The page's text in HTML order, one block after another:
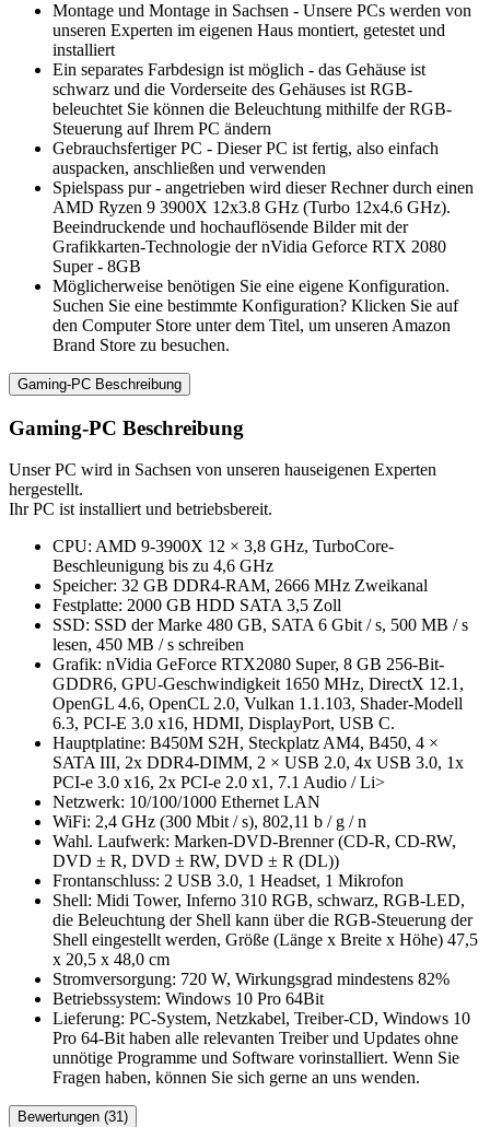
Montage und Montage in Sachsen - Unsere PCs werden von
unseren Experten im eigenen Haus montiert, getestet und
installiert
Ein separates Farbdesign ist möglich - das Gehäuse ist
schwarz und die Vorderseite des Gehäuses ist RGB-
beleuchtet Sie können die Beleuchtung mithilfe der RGB-
Steuerung auf Ihrem PC ändern
Gebrauchsfertiger PC - Dieser PC ist fertig, also einfach
auspacken, anschließen und verwenden
Spielspass pur - angetrieben wird dieser Rechner durch einen
AMD Ryzen 9 3900X 12x3.8 GHz (Turbo 12x4.6 GHz).
Beeindruckende und hochauflösende Bilder mit der
Grafikkarten-Technologie der nVidia Geforce RTX 2080
Super - 8GB
Möglicherweise benötigen Sie eine eigene Konfiguration.
Suchen Sie eine bestimmte Konfiguration? Klicken Sie auf
den Computer Store unter dem Titel, um unseren Amazon
Brand Store zu besuchen.
Gaming-PC Beschreibung
Gaming-PC Beschreibung
Unser PC wird in Sachsen von unseren hauseigenen Experten
hergestellt.
Ihr PC ist installiert und betriebsbereit.
CPU: AMD 9-3900X 12 × 3,8 GHz, TurboCore-
Beschleunigung bis zu 4,6 GHz
Speicher: 32 GB DDR4-RAM, 2666 MHz Zweikanal
Festplatte: 2000 GB HDD SATA 3,5 Zoll
SSD: SSD der Marke 480 GB, SATA 6 Gbit / s, 500 MB / s
lesen, 450 MB / s schreiben
Grafik: nVidia GeForce RTX2080 Super, 8 GB 256-Bit-
GDDR6, GPU-Geschwindigkeit 1650 MHz, DirectX 12.1,
OpenGL 4.6, OpenCL 2.0, Vulkan 1.1.103, Shader-Modell
6.3, PCI-E 3.0 x16, HDMI, DisplayPort, USB C.
Hauptplatine: B450M S2H, Steckplatz AM4, B450, 4 ×
SATA III, 2x DDR4-DIMM, 2 × USB 2.0, 4x USB 3.0, 1x
PCI-e 3.0 x16, 2x PCI-e 2.0 x1, 7.1 Audio / Li>
Netzwerk: 10/100/1000 Ethernet LAN
WiFi: 2,4 GHz (300 Mbit / s), 802,11 b / g / n
Wahl. Laufwerk: Marken-DVD-Brenner (CD-R, CD-RW,
DVD ± R, DVD ± RW, DVD ± R (DL))
Frontanschluss: 2 USB 3.0, 1 Headset, 1 Mikrofon
Shell: Midi Tower, Inferno 310 RGB, schwarz, RGB-LED,
die Beleuchtung der Shell kann über die RGB-Steuerung der
Shell eingestellt werden, Größe (Länge x Breite x Höhe) 47,5
x 20,5 x 48,0 cm
Stromversorgung: 720 W, Wirkungsgrad mindestens 82%
Betriebssystem: Windows 10 Pro 64Bit
Lieferung: PC-System, Netzkabel, Treiber-CD, Windows 10
Pro 64-Bit haben alle relevanten Treiber und Updates ohne
unnötige Programme und Software vorinstalliert. Wenn Sie
Fragen haben, können Sie sich gerne an uns wenden.
Bewertungen (31)